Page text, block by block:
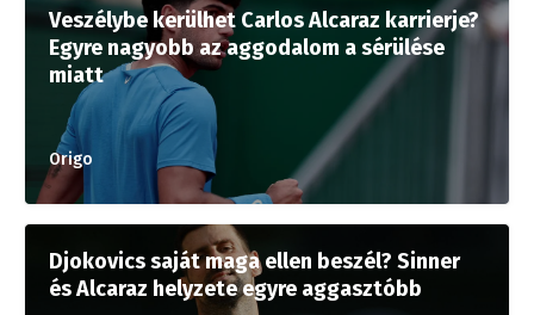
Veszélybe kerülhet Carlos Alcaraz karrierje?
Egyre nagyobb az aggodalom a sérülése
miatt
Origo
Djokovics saját maga ellen beszél? Sinner
és Alcaraz helyzete egyre aggasztóbb